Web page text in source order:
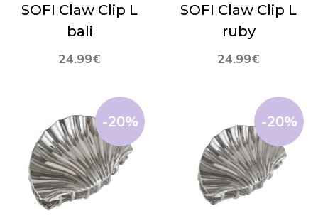
SOFI Claw Clip L
bali
24.99€
SOFI Claw Clip L
ruby
24.99€
-20% -20%